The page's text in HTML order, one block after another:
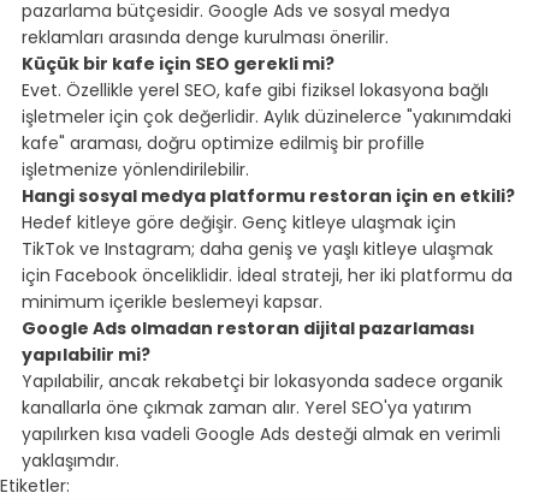
pazarlama bütçesidir. Google Ads ve sosyal medya
reklamları arasında denge kurulması önerilir.
Küçük bir kafe için SEO gerekli mi?
Evet. Özellikle yerel SEO, kafe gibi fiziksel lokasyona bağlı
işletmeler için çok değerlidir. Aylık düzinelerce "yakınımdaki
kafe" araması, doğru optimize edilmiş bir profille
işletmenize yönlendirilebilir.
Hangi sosyal medya platformu restoran için en etkili?
Hedef kitleye göre değişir. Genç kitleye ulaşmak için
TikTok ve Instagram; daha geniş ve yaşlı kitleye ulaşmak
için Facebook önceliklidir. İdeal strateji, her iki platformu da
minimum içerikle beslemeyi kapsar.
Google Ads olmadan restoran dijital pazarlaması
yapılabilir mi?
Yapılabilir, ancak rekabetçi bir lokasyonda sadece organik
kanallarla öne çıkmak zaman alır. Yerel SEO'ya yatırım
yapılırken kısa vadeli Google Ads desteği almak en verimli
yaklaşımdır.
Etiketler: